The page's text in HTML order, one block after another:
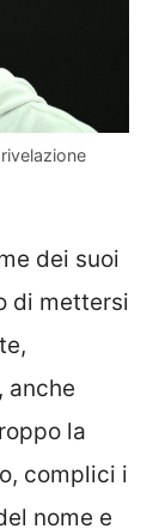
dei suoi
di mettersi
anche
la
complici i
nome e